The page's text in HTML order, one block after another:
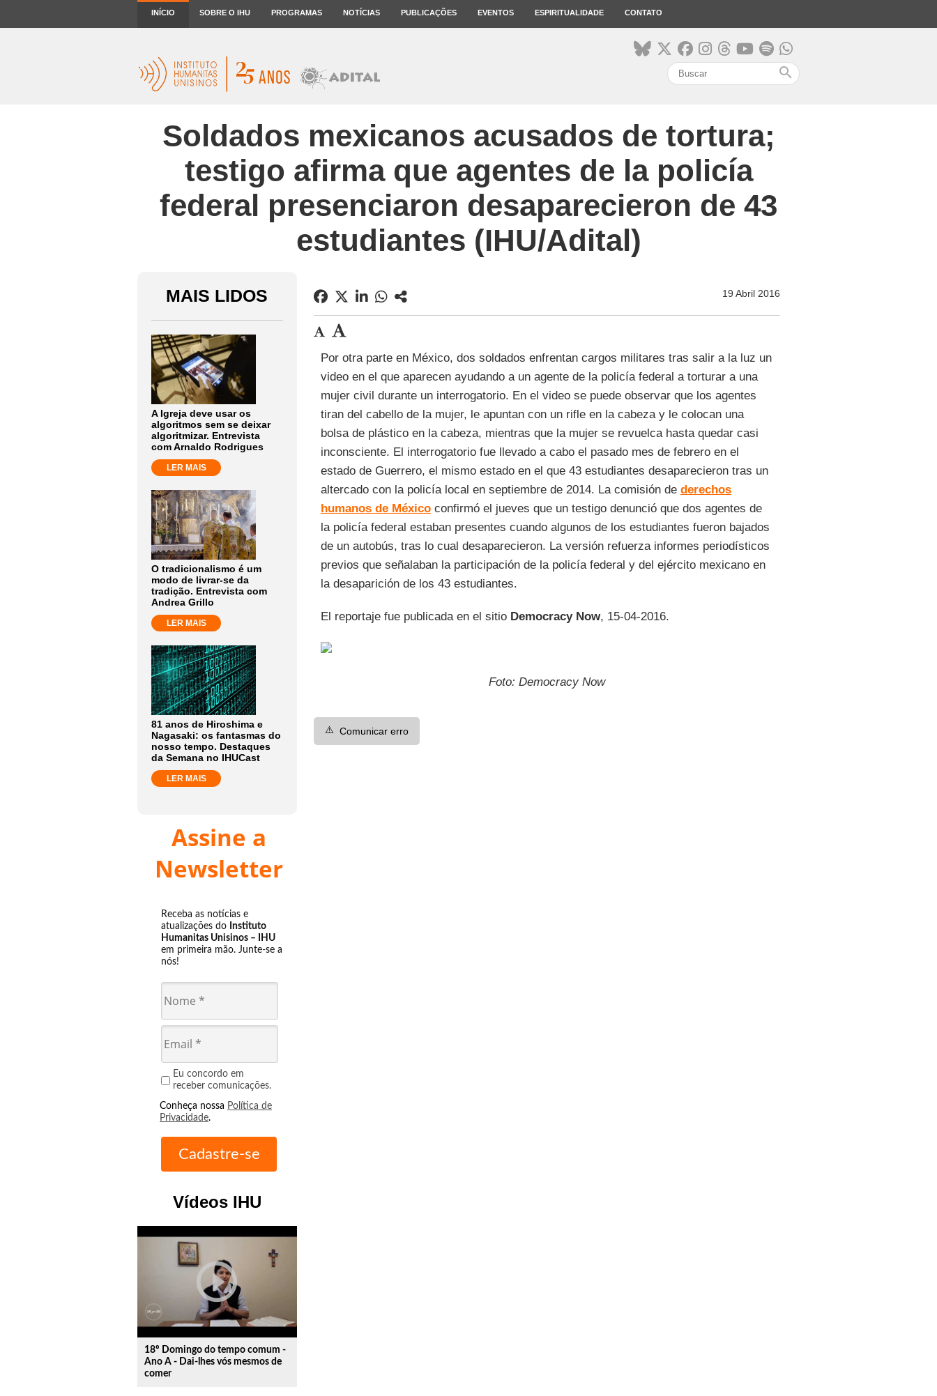
INÍCIO SOBRE O IHU PROGRAMAS NOTÍCIAS PUBLICAÇÕES EVENTOS ESPIRITUALIDADE CONTATO
search
Soldados mexicanos acusados de tortura;
testigo afirma que agentes de la policía
federal presenciaron desaparecieron de 43
estudiantes (IHU/Adital)
MAIS LIDOS
A Igreja deve usar os
algoritmos sem se deixar
algoritmizar. Entrevista
com Arnaldo Rodrigues
LER MAIS
O tradicionalismo é um
modo de livrar-se da
tradição. Entrevista com
Andrea Grillo
LER MAIS
81 anos de Hiroshima e
Nagasaki: os fantasmas do
nosso tempo. Destaques
da Semana no IHUCast
LER MAIS
Assine a
Newsletter
Receba as notícias e
atualizações do Instituto
Humanitas Unisinos – IHU
em primeira mão. Junte-se a
nós!
Eu concordo em
receber comunicações.
Conheça nossa Política de
Privacidade.
Vídeos IHU
play_circle_outline
18º Domingo do tempo comum -
Ano A - Dai-lhes vós mesmos de
comer
19 Abril 2016
Por otra parte en México, dos soldados enfrentan cargos militares tras salir a la luz un
video en el que aparecen ayudando a un agente de la policía federal a torturar a una
mujer civil durante un interrogatorio. En el video se puede observar que los agentes
tiran del cabello de la mujer, le apuntan con un rifle en la cabeza y le colocan una
bolsa de plástico en la cabeza, mientras que la mujer se revuelca hasta quedar casi
inconsciente. El interrogatorio fue llevado a cabo el pasado mes de febrero en el
estado de Guerrero, el mismo estado en el que 43 estudiantes desaparecieron tras un
altercado con la policía local en septiembre de 2014. La comisión de derechos
humanos de Méxicoconfirmó el jueves que un testigo denunció que dos agentes de
la policía federal estaban presentes cuando algunos de los estudiantes fueron bajados
de un autobús, tras lo cual desaparecieron. La versión refuerza informes periodísticos
previos que señalaban la participación de la policía federal y del ejército mexicano en
la desaparición de los 43 estudiantes.
El reportaje fue publicada en el sitio Democracy Now, 15-04-2016.
Foto: Democracy Now
⚠️ Comunicar erro